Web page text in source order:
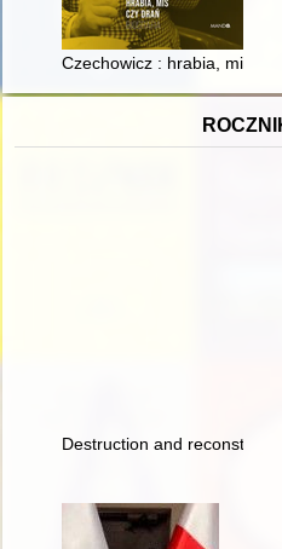
Czechowicz : hrabia, miś
Destruction and